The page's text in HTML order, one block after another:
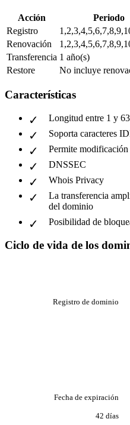
Acción Periodo
Registro
Renovación
Transferencia 1 año(s)
Restore
No incluye
Características
Longitud entre 1 y
Soporta caracteres
Permite
DNSSEC
Whois Privacy
La transferencia
del dominio
Posibilidad de
Ciclo de vida de los
Registro de dominio
Fecha de expiración
42 días